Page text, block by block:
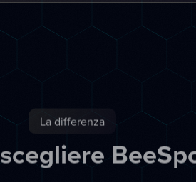
La differenza
scegliere